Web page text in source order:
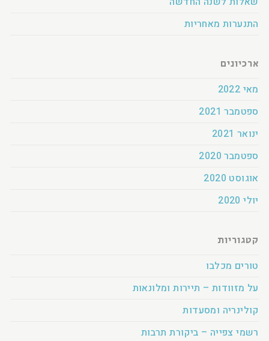
התנערות מאחריות
ארכיונים
מאי 2022
ספטמבר 2021
ינואר 2021
ספטמבר 2020
אוגוסט 2020
יולי 2020
קטגוריות
טורים מכלבו
על מזוודות – תיירות ומלונאות
קולינריה ומסעדות
רשמי צפייה – ביקורת תרבות